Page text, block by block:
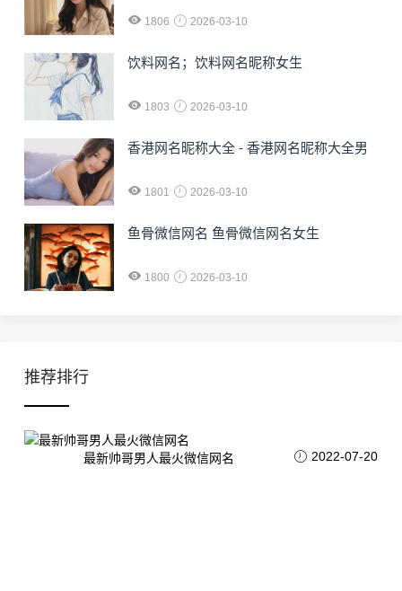
1806 2026-03-10
饮料网名；饮料网名昵称女生
1803 2026-03-10
香港网名昵称大全 - 香港网名昵称大全男
1801 2026-03-10
鱼骨微信网名 鱼骨微信网名女生
1800 2026-03-10
推荐排行
最新帅哥男人最火微信网名 2022-07-20